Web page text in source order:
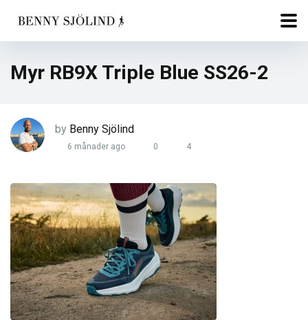
Myr RB9X Triple Blue SS26-2
by Benny Sjölind
6 månader ago 0 4